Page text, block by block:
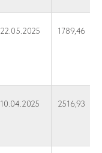
22.05.2025 1789,46
10.04.2025 2516,93